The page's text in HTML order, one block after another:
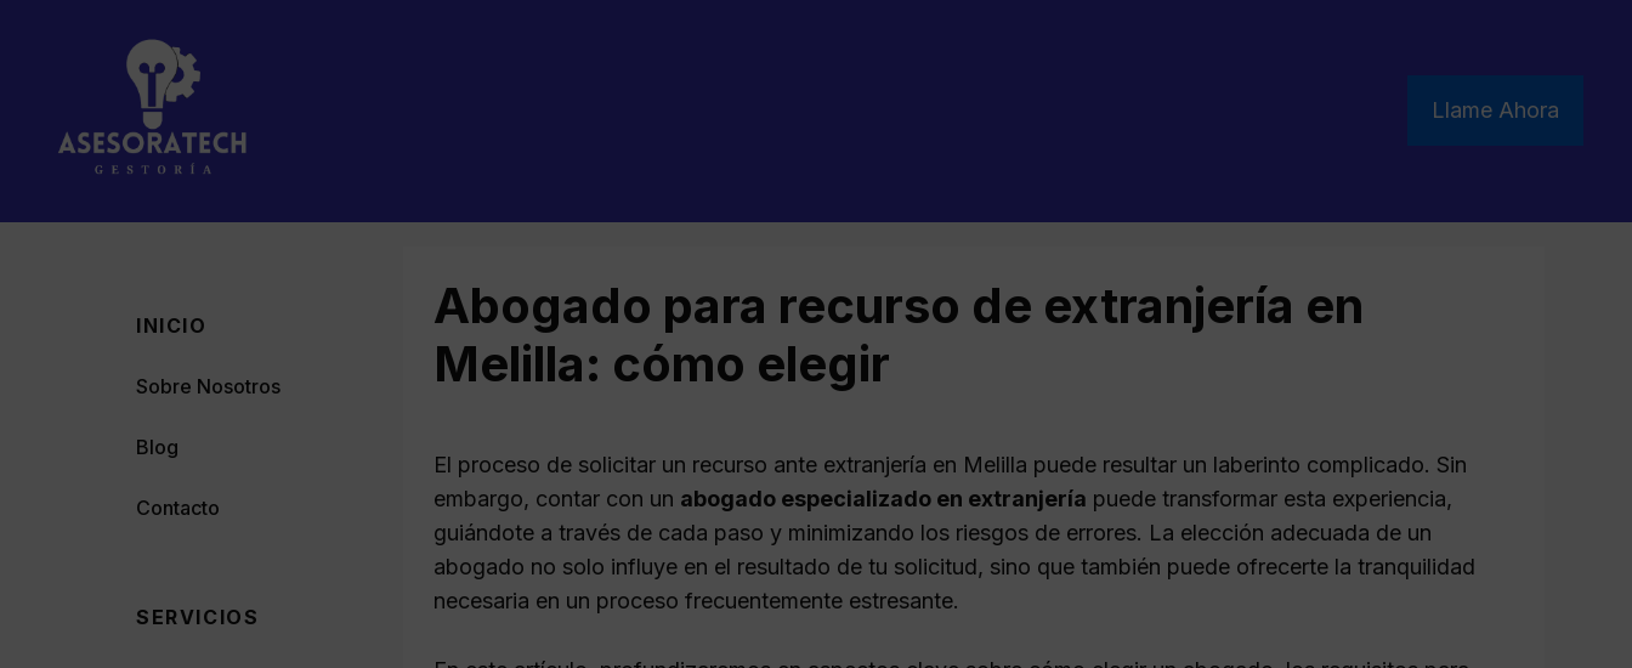
Llame Ahora
Abogado para recurso de extranjería en
Melilla: cómo elegir
El proceso de solicitar un recurso ante extranjería en Melilla puede resultar un laberinto complicado. Sin
embargo, contar con un abogado especializado en extranjería puede transformar esta experiencia,
guiándote a través de cada paso y minimizando los riesgos de errores. La elección adecuada de un
abogado no solo influye en el resultado de tu solicitud, sino que también puede ofrecerte la tranquilidad
necesaria en un proceso frecuentemente estresante.
INICIO
Sobre Nosotros
Blog
Contacto
SERVICIOS